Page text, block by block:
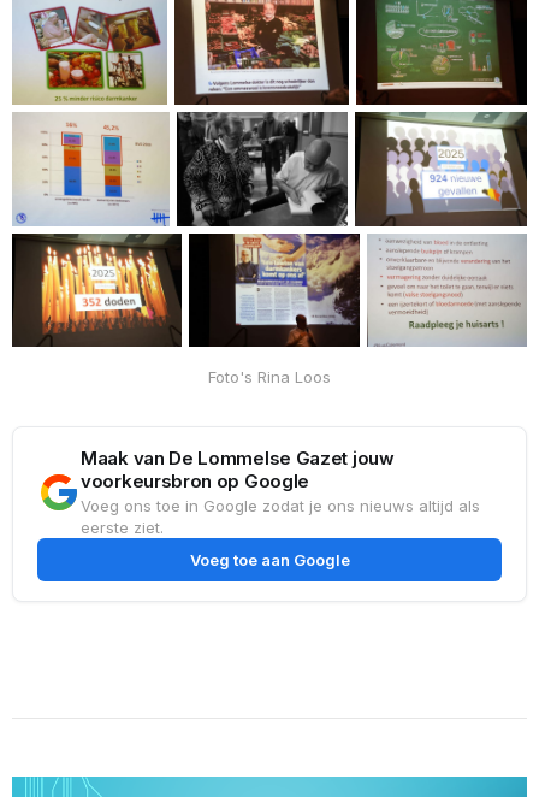
Foto's Rina Loos
Maak van De Lommelse Gazet jouw
voorkeursbron op Google
Voeg ons toe in Google zodat je ons nieuws altijd als
eerste ziet.
Voeg toe aan Google